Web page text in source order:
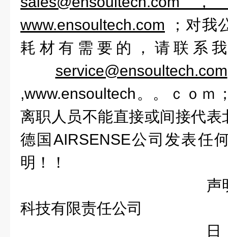
www.ensoultech.com ；对我
耗材有需要的，请联系
service@ensoultech.com
,www.ensoultech。。ｃｏｍ
离职人员不能直接或间接代
德国 AIRSENSE公司发表任
明！！
声明人
科技有限责任公司
日 期